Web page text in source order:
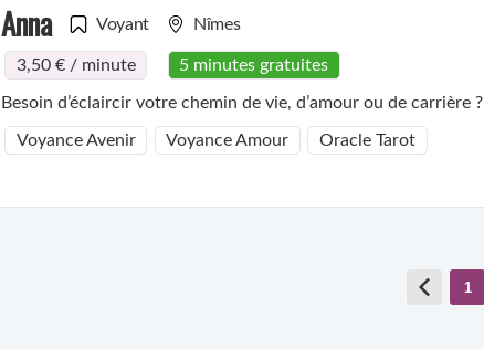
Anna Voyant Nîmes
3,50 € / minute 5 minutes gratuites
Besoin d’éclaircir votre chemin de vie, d’amour ou de carrière ?
Voyance Avenir Voyance Amour Oracle Tarot
1